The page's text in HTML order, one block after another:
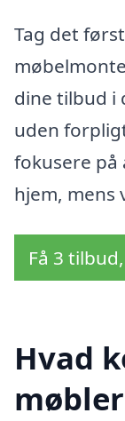
Tag det
dine tilbud i
uden
fokusere på
hjem, mens
Få 3
Hvad